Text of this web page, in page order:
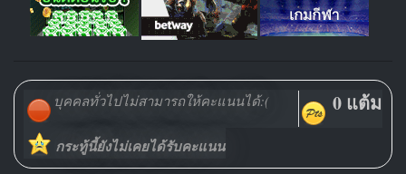
บุคคลทั่วไปไม่สามารถให้คะแนนได้:( 0 แต้ม
กระทู้นี้ยังไม่เคยได้รับคะแนน